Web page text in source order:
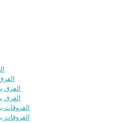
الفرق
الفرق
الفروقات
الفروقات